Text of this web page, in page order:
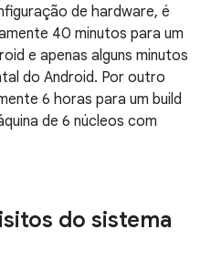
de hardware, é
40 minutos para um
e apenas alguns minutos
do Android. Por outro
6 horas para um build
de 6 núcleos com
do sistema